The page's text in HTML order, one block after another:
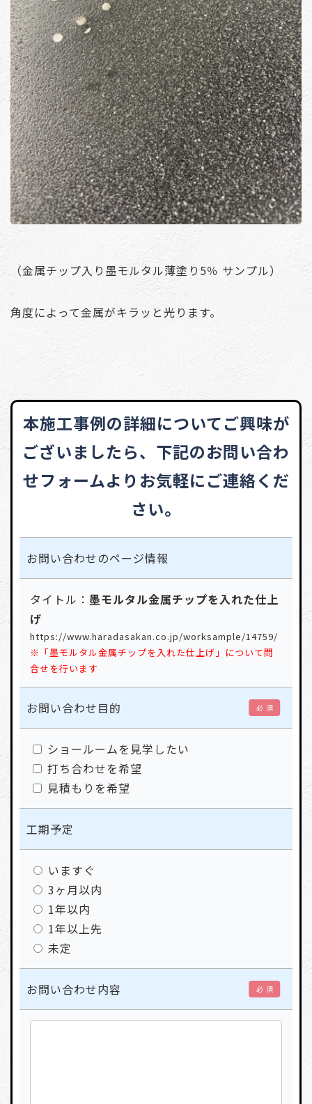
（金属チップ入り墨モルタル薄塗り5％ サンプル）
角度によって金属がキラッと光ります。
本施工事例の詳細についてご興味が
ございましたら、 下記のお問い合わ
せフォームよりお気軽にご連絡くだ
さい。
お問い合わせのページ情報
タイトル： 墨モルタル金属チップを入れた仕上
げ
https://www.haradasakan.co.jp/worksample/14759/
※「墨モルタル金属チップを入れた仕上げ」について問
合せを行います
お問い合わせ目的 必 須
ショールームを見学したい
打ち合わせを希望
見積もりを希望
工期予定
いますぐ
3ヶ月以内
1年以内
1年以上先
未定
お問い合わせ内容 必 須